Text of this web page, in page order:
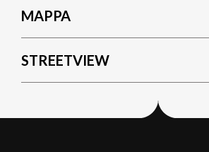
MAPPA
STREETVIEW